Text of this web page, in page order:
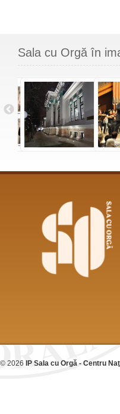
Sala cu Orgă în
© 2026 IP Sala cu Orgă - Centru